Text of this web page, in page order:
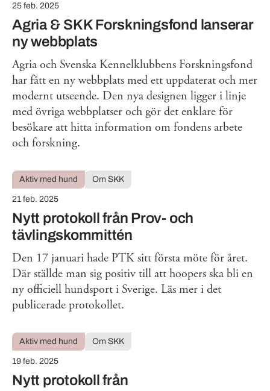
Agria & SKK Forskningsfond lanserar
ny webbplats
25 feb. 2025
Agria och Svenska Kennelklubbens Forskningsfond
har fått en ny webbplats med ett uppdaterat och mer
modernt utseende. Den nya designen ligger i linje
med övriga webbplatser och gör det enklare för
besökare att hitta information om fondens arbete
och forskning.
Nytt protokoll från Prov- och
tävlingskommittén
Aktiv med hund Om SKK
21 feb. 2025
Den 17 januari hade PTK sitt första möte för året.
Där ställde man sig positiv till att hoopers ska bli en
ny officiell hundsport i Sverige. Läs mer i det
publicerade protokollet.
Nytt protokoll från
Aktiv med hund Om SKK
19 feb. 2025